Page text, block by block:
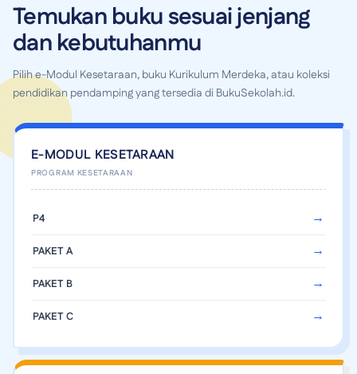
Temukan buku sesuai jenjang
dan kebutuhanmu
Pilih e-Modul Kesetaraan, buku Kurikulum Merdeka, atau koleksi
pendidikan pendamping yang tersedia di BukuSekolah.id.
E-MODUL KESETARAAN
P4
PAKET A
PAKET B
PAKET C